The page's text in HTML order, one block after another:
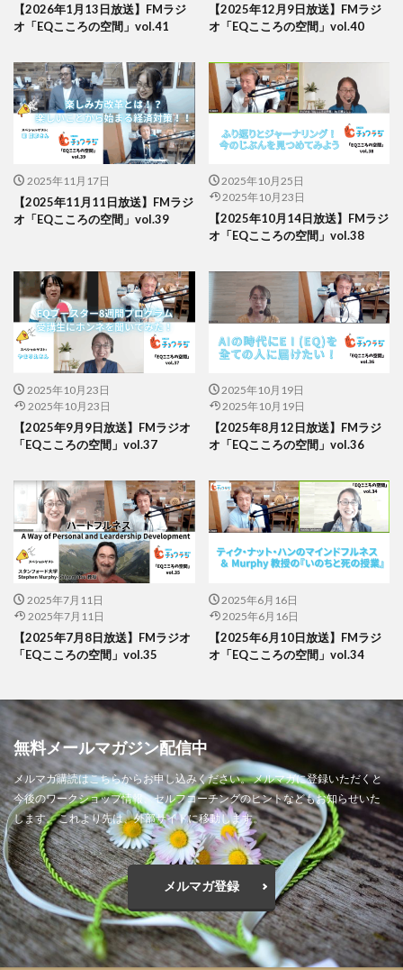
【2026年1月13日放送】FMラジ
オ「EQこころの空間」vol.41
【2025年12月9日放送】FMラジ
オ「EQこころの空間」vol.40
2025年11月17日
【2025年11月11日放送】FMラジ
オ「EQこころの空間」vol.39
2025年10月25日
2025年10月23日
【2025年10月14日放送】FMラジ
オ「EQこころの空間」vol.38
2025年10月23日
2025年10月23日
【2025年9月9日放送】FMラジオ
「EQこころの空間」vol.37
2025年10月19日
2025年10月19日
【2025年8月12日放送】FMラジ
オ「EQこころの空間」vol.36
2025年7月11日
2025年7月11日
【2025年7月8日放送】FMラジオ
「EQこころの空間」vol.35
2025年6月16日
2025年6月16日
【2025年6月10日放送】FMラジ
オ「EQこころの空間」vol.34
無料メールマガジン配信中
メルマガ購読はこちらからお申し込みください。 メルマガに登録いただくと
今後のワークショップ情報、セルフコーチングのヒントなどもお知らせいた
します。 これより先は、外部サイトに移動します。
メルマガ登録